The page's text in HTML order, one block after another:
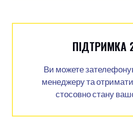
ПІДТРИМКА
Ви можете
менеджеру та
стосовно стану